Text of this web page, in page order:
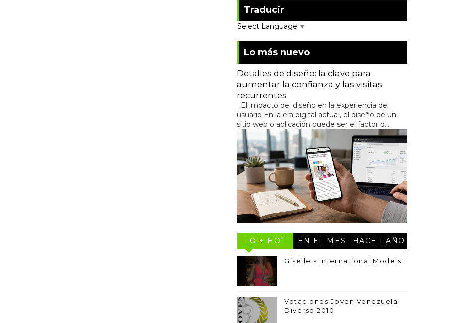
Traducir
Select Language ▼
Lo más nuevo
Detalles de diseño: la clave para
aumentar la confianza y las visitas
recurrentes
El impacto del diseño en la experiencia del
usuario En la era digital actual, el diseño de un
sitio web o aplicación puede ser el factor d...
LO + HOT EN EL MES HACE 1 AÑO
Giselle's International Models
Votaciones Joven Venezuela
Diverso 2010